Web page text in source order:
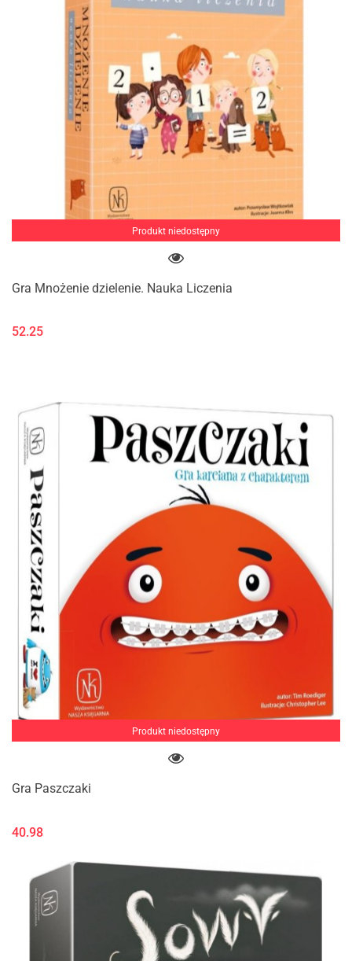
Produkt niedostępny
Gra Mnożenie dzielenie. Nauka Liczenia
52.25
Produkt niedostępny
Gra Paszczaki
40.98